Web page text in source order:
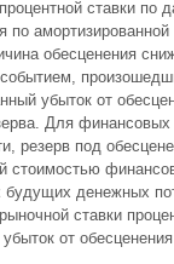
ставки по
по амортизированной
обесценения
событием,
убыток от
Для финансовых
резерв под
стоимостью
будущих денежных
ставки
от обесценения